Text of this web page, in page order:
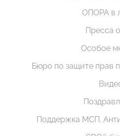
ОПОРА в
Пресса
Особое
Бюро по защите прав
Поддержка МСП.